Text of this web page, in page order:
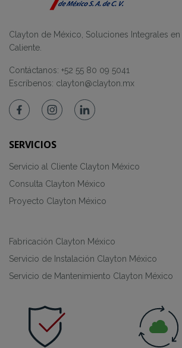
Clayton de México, Soluciones Integrales
Caliente.
Contáctanos: +52 55 80 09 5041
Escríbenos: clayton@clayton.mx
SERVICIOS
Servicio al Cliente Clayton México
Consulta Clayton México
Proyecto Clayton México
Fabricación Clayton México
Servicio de Instalación Clayton México
Servicio de Mantenimiento Clayton México